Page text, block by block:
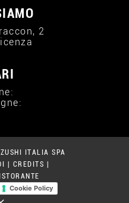
2
ITALIA SPA
CREDITS
Cookie Policy